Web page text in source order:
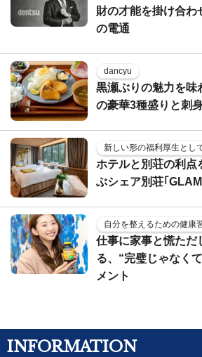
財の才能を掛け合わ
の電通
dancyu
黒瀬ぶりの魅力を味
の豪華3種盛りと刺
新しい形の福利厚生とし
ホテルと別荘の利
ぶシェア別荘｢
自分を整えるための健康
仕事に家事と慌ただ
る、“完璧じゃなく
メント
INFORMATION